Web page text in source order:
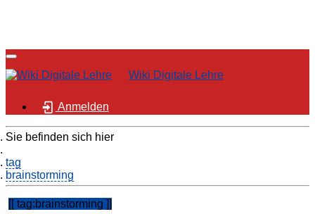
Wiki Digitale Lehre
Anmelden
Sie befinden sich hier
tag
brainstorming
tag:brainstorming